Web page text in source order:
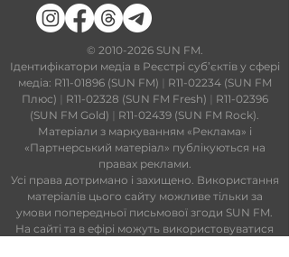
​© 2010-2026SUN FM.
Ідентифікатори медіа в Реєстрі суб’єктів у сфері
медіа: R11-01896 (SUN FM) | R11-02234 (SUN FM
Плюс) | R11-02328 (SUN FM Fresh) | R11-02396
(SUN FM Gold) | R11-02439 (SUN FM Rock).
Матеріали з маркуванням «Реклама» і
«Партнерський матеріал» публікуються на
правах реклами.
Усі права дотримано і захищено. Використання
матеріалів цього сайту можливе тільки за
умови попередньої письмової згоди SUN FM.
На сайті та в ефірі можуть використовуватися